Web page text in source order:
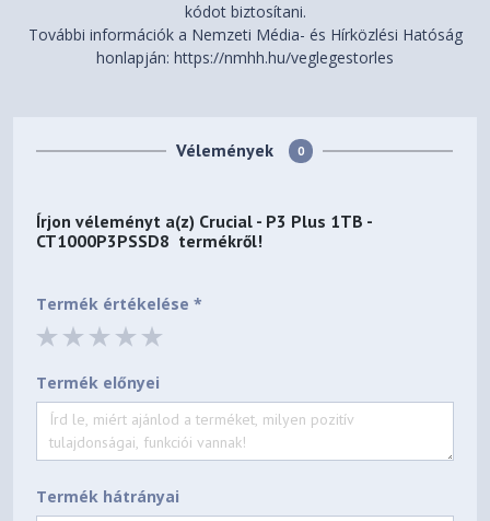
kódot biztosítani.
További információk a Nemzeti Média- és Hírközlési Hatóság
honlapján: https://nmhh.hu/veglegestorles
Vélemények 0
Írjon véleményt a(z) Crucial - P3 Plus 1TB -
CT1000P3PSSD8 termékről!
Termék értékelése *
Termék előnyei
Termék hátrányai